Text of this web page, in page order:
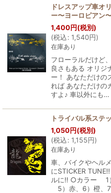
ドレスアップ車オ
ー〜ヨーロピアン
1,400円(税別)
(税込: 1,540円)
在庫あり
フローラルだけど
良さもある オリジ
ー！ あなただけの
れば あなただけの
すよ♪ 車以外にも…
トライバル系ステ
1,050円(税別)
(税込: 1,155円)
在庫あり
車、バイクやヘル
にSTICKER
ルに!! ○カラー 1
5）赤、6）橙、